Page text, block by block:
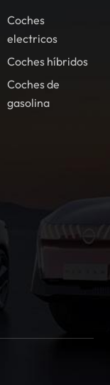
Coches
electricos
Coches híbridos
Coches de
gasolina